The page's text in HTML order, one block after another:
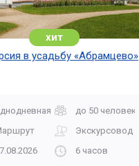
хит
в усадьбу «Абрамцево»
до 50 человек
Экскурсовод
6 часов